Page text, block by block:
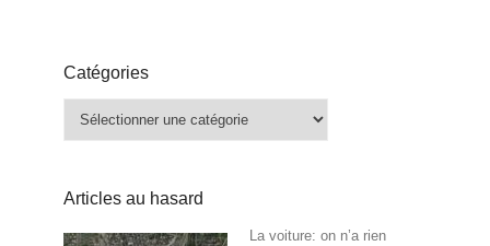
Catégories
Catégories
Articles au hasard
La voiture: on n’a rien